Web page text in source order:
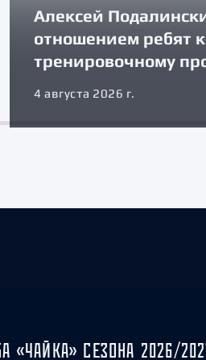
Алексей
отношением ребят к
тренировочному
4 августа 2026 г.
«ЧАЙКА» СЕЗОНА 2026/